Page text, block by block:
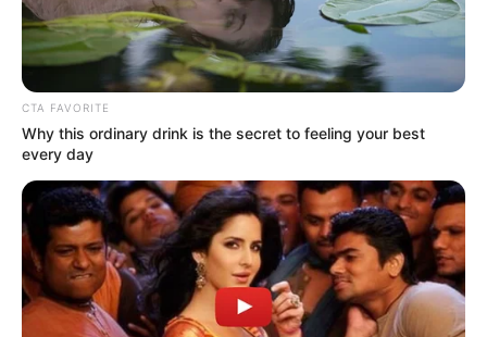
CTA FAVORITE
Why this ordinary drink is the secret to feeling your best
every day